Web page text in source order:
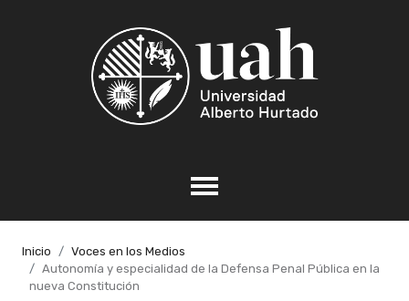
Inicio
Voces en los Medios
Autonomía y especialidad de la Defensa Penal Pública en la
nueva Constitución